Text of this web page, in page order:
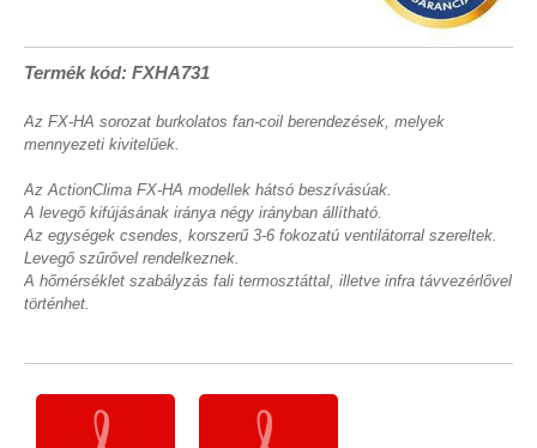
Termék kód: FXHA731
Az FX-HA sorozat burkolatos fan-coil berendezések, melyek
mennyezeti kivitelűek.
Az ActionClima FX-HA modellek hátsó beszívásúak.
A levegő kifújásának iránya négy irányban állítható.
Az egységek csendes, korszerű 3-6 fokozatú ventilátorral szereltek.
Levegő szűrővel rendelkeznek.
A hőmérséklet szabályzás fali termosztáttal, illetve infra távvezérlővel
történhet.